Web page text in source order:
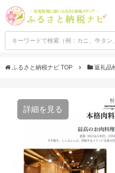
ふるさと納税ナビ TOP 返礼品
詳細を見る